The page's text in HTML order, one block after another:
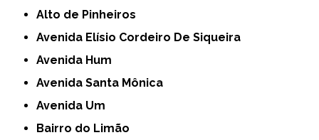
Alto de Pinheiros
Avenida Elísio Cordeiro De Siqueira
Avenida Hum
Avenida Santa Mônica
Avenida Um
Bairro do Limão